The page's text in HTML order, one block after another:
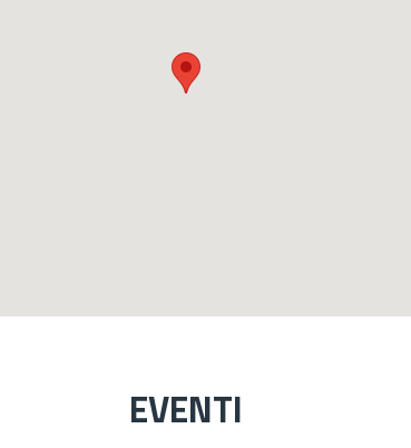
EVENTI